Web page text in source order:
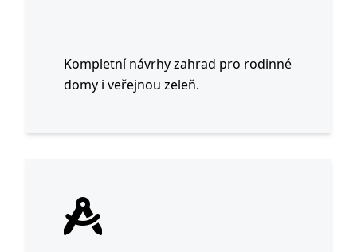
Kompletní návrhy zahrad pro rodinné
domy i veřejnou zeleň.